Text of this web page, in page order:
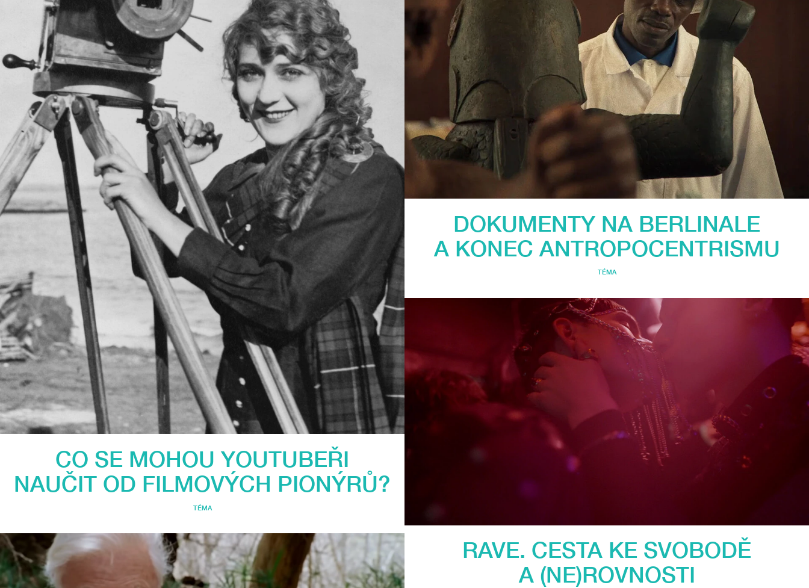
CO SE MOHOU YOUTUBEŘI
NAUČIT OD FILMOVÝCH PIONÝRŮ?
TÉMA
DOKUMENTY NA BERLINALE
A KONEC ANTROPOCENTRISMU
TÉMA
RAVE. CESTA KE SVOBODĚ
A (NE)ROVNOSTI